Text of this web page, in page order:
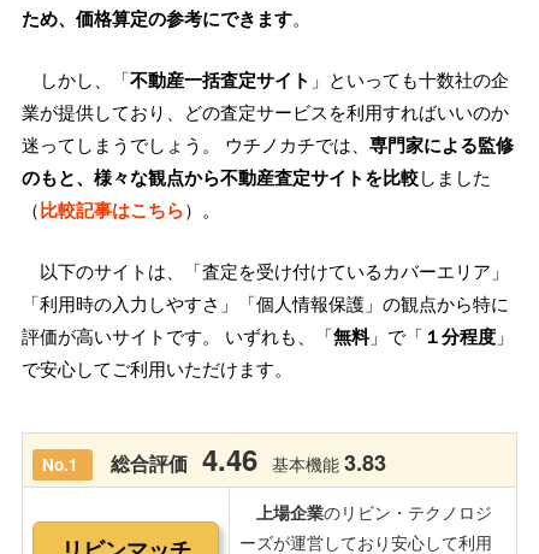
ため、価格算定の参考にできます。
しかし、「不動産一括査定サイト 」といっても十数社の企
業が提供しており、どの査定サービスを利用すればいいのか
迷ってしまうでしょう。 ウチノカチでは、 専門家による監修
のもと、様々な観点から不動産査定サイトを比較しました
（比較記事はこちら）。
以下のサイトは、「査定を受け付けているカバーエリア」
「利用時の入力しやすさ」「個人情報保護」の観点から特に
評価が高いサイトです。 いずれも、「無料」で「 １分程度 」
で安心してご利用いただけます。